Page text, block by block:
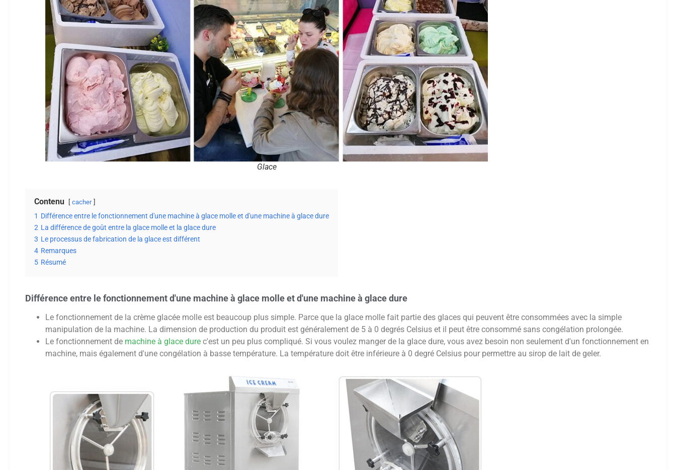
Glace
Contenu cacher
1 Différence entre le fonctionnement d'une machine à glace molle et d'une machine à glace dure
2 La différence de goût entre la glace molle et la glace dure
3 Le processus de fabrication de la glace est différent
4 Remarques
5 Résumé
Différence entre le fonctionnement d'une machine à glace molle et d'une machine à glace dure
Le fonctionnement de la crème glacée molle est beaucoup plus simple. Parce que la glace molle fait partie des glaces qui peuvent être consommées avec la simple
manipulation de la machine. La dimension de production du produit est généralement de 5 à 0 degrés Celsius et il peut être consommé sans congélation prolongée.
Le fonctionnement de machine à glace dure c'est un peu plus compliqué. Si vous voulez manger de la glace dure, vous avez besoin non seulement d'un fonctionnement en
machine, mais également d'une congélation à basse température. La température doit être inférieure à 0 degré Celsius pour permettre au sirop de lait de geler.